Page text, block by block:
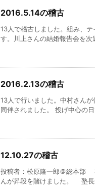
2016.5.14の稽古
13人で稽古しました。組み、
す。川上さんの結婚報告会を次
2016.2.13の稽古
13人で行いました。中村さん
同伴されました。 投げ中心の
12.10.27の稽古
投稿者：松原隆一郎＠総本部
んが昇段を賭けました。 塾